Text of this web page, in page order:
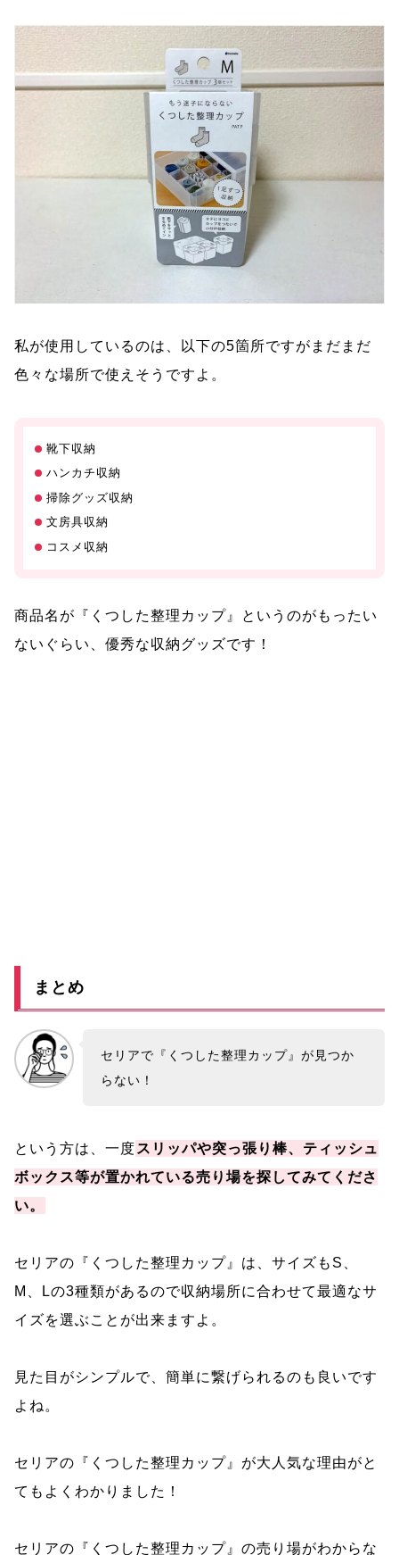
私が使用しているのは、以下の5箇所ですがまだまだ
色々な場所で使えそうですよ。
靴下収納
ハンカチ収納
掃除グッズ収納
文房具収納
コスメ収納
商品名が『くつした整理カップ』というのがもったい
ないぐらい、優秀な収納グッズです！
まとめ
セリアで『くつした整理カップ』が見つか
らない！
という方は、一度 スリッパや突っ張り棒、ティッシュ
ボックス等が置かれている売り場を探してみてくださ
い。
セリアの『くつした整理カップ』は、サイズもS、
M、Lの3種類があるので収納場所に合わせて最適なサ
イズを選ぶことが出来ますよ。
見た目がシンプルで、簡単に繋げられるのも良いです
よね。
セリアの『くつした整理カップ』が大人気な理由がと
てもよくわかりました！
セリアの『くつした整理カップ』の売り場がわからな